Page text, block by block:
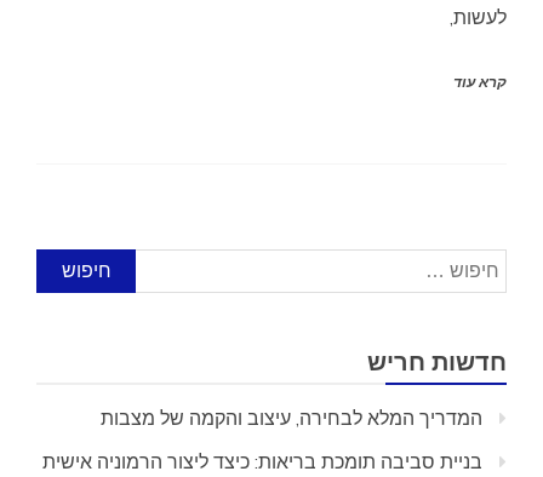
לעשות,
קרא עוד
חיפוש:
חדשות חריש
המדריך המלא לבחירה, עיצוב והקמה של מצבות
בניית סביבה תומכת בריאות: כיצד ליצור הרמוניה אישית